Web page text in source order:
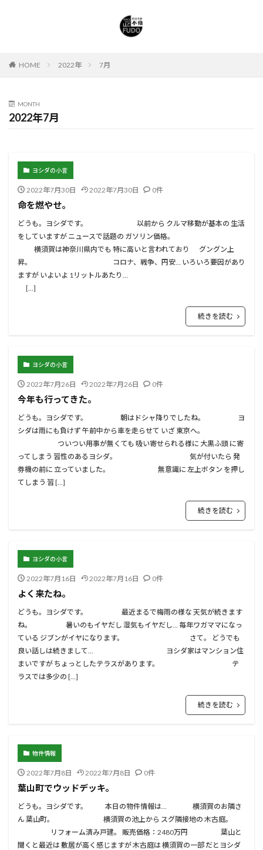
HOME 2022年 7月
MONTH
2022年7月
ヨシダの小言
2022年7月30日 2022年7月30日 0件
命を燃やせ。
どうも。ヨシダです。 以前から クルマ移動が基本の 生活
をしていますが ニュースで話題の ガソリン価格。
横須賀は神奈川県内でも 特に高いと言われており グングン上
昇。 コロナ、戦争、円安… いろいろ要因があり
ますが いよいよ 1リットルあたり…
[…]
続きを読む
ヨシダの小言
2022年7月26日 2022年7月26日 0件
今年も行ってきた。
どうも。ヨシダです。 朝はドシャ降りでしたね。 ヨ
シダは雨にも負けず 午前中から車を走らせて いざ 東京へ。
ついつい用事が無くても 吸い寄せられる様に 大黒ふ頭 に寄
ってしまう 習性のあるヨシダ。 気が付いたら 発
券機の前に 立っていました。 無意識に 左上ボタン を押し
てしまう 習 […]
続きを読む
ヨシダの小言
2022年7月16日 2022年7月16日 0件
よく来たね。
どうも。ヨシダです。 最近まるで梅雨の様な 天気が続きます
ね。 暑いのもイヤだし 湿気もイヤだし… 毎年ワガママになっ
ている ジブンがイヤになります。 さて。 どうでも
良い話しは続きまして… ヨシダ家はマンション住
まいですが ちょっとしたテラスがあります。 テ
ラスでは多少の […]
続きを読む
物件情報
2022年7月8日 2022年7月8日 0件
葉山町でウッドデッキ。
どうも。ヨシダです。 本日の物件情報は… 横須賀のお隣さ
ん 葉山町。 横須賀の池上から スグ隣接地の 木古庭。
リフォーム済み戸建。 販売価格：2480万円 葉山と
聞くと最近は 敷居が高く感じますが 木古庭は 横須賀の一部 だとヨシダ